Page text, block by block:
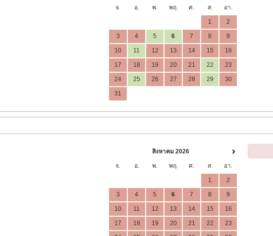
จ. อ. พ. พฤ. ศ. ส. อา.
1 2
3 4 5 6 7 8 9
10 11 12 13 14 15 16
17 18 19 20 21 22 23
24 25 26 27 28 29 30
31
สิงหาคม 2026
จ. อ. พ. พฤ. ศ. ส. อา.
1 2
3 4 5 6 7 8 9
10 11 12 13 14 15 16
17 18 19 20 21 22 23